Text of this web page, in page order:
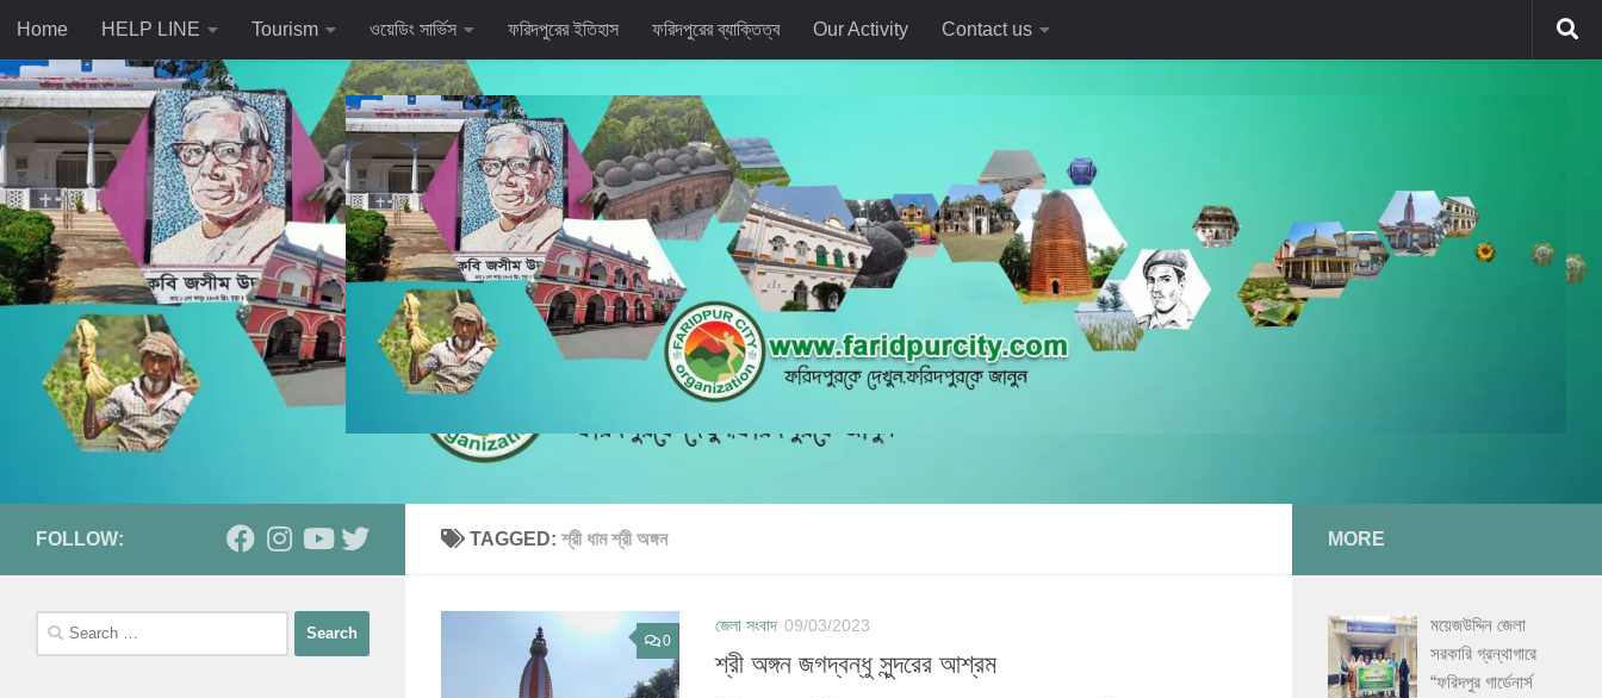
Skip to content
Home HELP LINE Tourism ওয়েডিং সার্ভিস ফরিদপুরের ইতিহাস ফরিদপুরের ব্যাক্তিত্ব Our Activity Contact us
TAGGED:শ্রী ধাম শ্রী অঙ্গন
0
জেলা সংবাদ 09/03/2023
শ্রী অঙ্গন জগদ্বন্ধু সুন্দরের আশ্রম
FOLLOW:
Search
for:
MORE
ময়েজউদ্দিন জেলা
সরকারি গ্রন্থাগারে
“ফরিদপুর গার্ডেনার্স